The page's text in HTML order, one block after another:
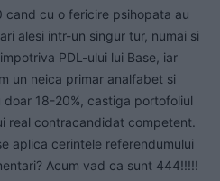
cand cu o fericire psihopata au
alesi intr-un singur tur, numai si
PDL-ului lui Base, iar
un neica primar analfabet si
doar 18-20%, castiga portofoliul
real contracandidat competent.
aplica cerintele referendumului
Acum vad ca sunt 444!!!!!